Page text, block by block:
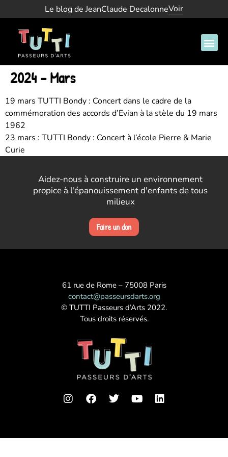
Le blog de JeanClaude DecalonneVoir
2024 – Mars
19 mars TUTTI Bondy : Concert dans le cadre de la
commémoration des accords d’Evian à la stèle du 19 mars
1962
23 mars : TUTTI Bondy : Concert à l’école Pierre & Marie
Curie
Aidez-nous à construire un environnement
propice à l'épanouissement d'enfants de tous
milieux
Faire un don
61 rue de Rome – 75008 Paris
contact@passeursdarts.org
© TUTTI Passeurs d’Arts 2022.
Tous droits réservés.